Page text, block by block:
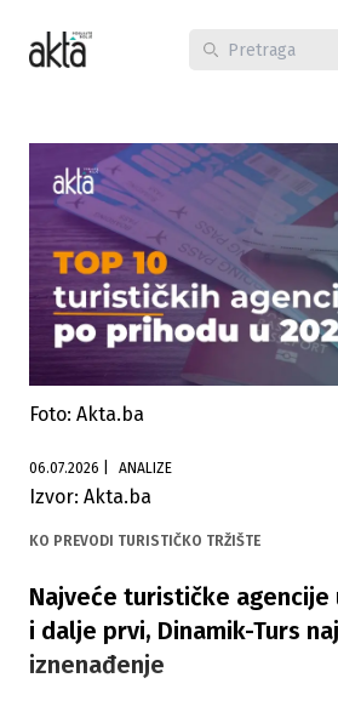
Foto: Akta.ba
06.07.2026 ANALIZE
Izvor: Akta.ba
KO PREVODI TURISTIČKO TRŽIŠTE
Najveće turističke agencije
i dalje prvi, Dinamik-Turs
iznenađenje